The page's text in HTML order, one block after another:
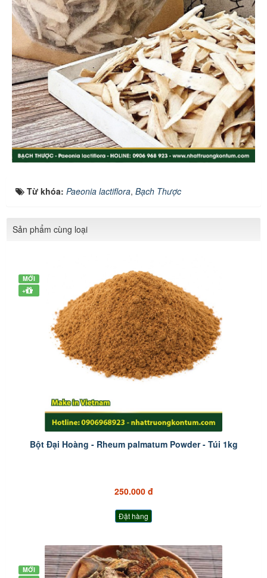
Từ khóa: Paeonia lactiflora, Bạch Thược
Sản phẩm cùng loại
MỚI
+
Bột Đại Hoàng - Rheum palmatum Powder - Túi 1kg
250.000 đ
Đặt hàng
MỚI